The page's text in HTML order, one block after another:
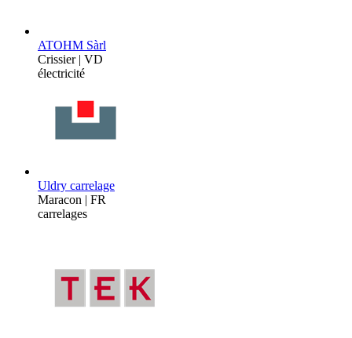
ATOHM Sàrl
Crissier | VD
électricité
Uldry carrelage
Maracon | FR
carrelages